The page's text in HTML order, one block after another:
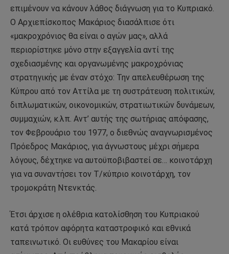
επιμένουν να κάνουν λάθος διάγνωση για το Κυπριακό.
Ο Αρχιεπίσκοπος Μακάριος διασάλπισε ότι
«μακροχρόνιος θα είναι ο αγών μας», αλλά
περιορίστηκε μόνο στην εξαγγελία αντί της
σχεδιασμένης και οργανωμένης μακροχρόνιας
στρατηγικής με έναν στόχο: Την απελευθέρωση της
Κύπρου από τον Αττίλα με τη συστράτευση πολιτικών,
διπλωματικών, οικονομικών, στρατιωτικών δυνάμεων,
συμμαχιών, κ.λπ. Αντ’ αυτής της σωτήριας απόφασης,
τον Φεβρουάριο του 1977, ο διεθνώς αναγνωρισμένος
Πρόεδρος Μακάριος, για άγνωστους μέχρι σήμερα
λόγους, δέχτηκε να αυτοϋποβιβαστεί σε… κοινοτάρχη
για να συναντήσει τον Τ/κύπριο κοινοτάρχη, τον
τρομοκράτη Ντενκτάς.
Έτσι άρχισε η ολέθρια κατολίσθηση του Κυπριακού
κατά τρόπον αφόρητα καταστροφικό και εθνικά
ταπεινωτικό. Οι ευθύνες του Μακαρίου είναι